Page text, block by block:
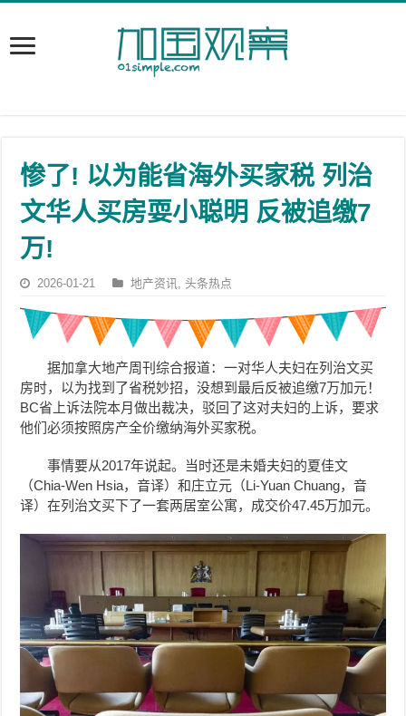
惨了! 以为能省海外买家税 列治
文华人买房耍小聪明 反被追缴7
万!
2026-01-21 地产资讯,头条热点
据加拿大地产周刊综合报道：一对华人夫妇在列治文买
房时，以为找到了省税妙招，没想到最后反被追缴7万加元！
BC省上诉法院本月做出裁决，驳回了这对夫妇的上诉，要求
他们必须按照房产全价缴纳海外买家税。
事情要从2017年说起。当时还是未婚夫妇的夏佳文
（Chia-Wen Hsia，音译）和庄立元（Li-Yuan Chuang，音
译）在列治文买下了一套两居室公寓，成交价47.45万加元。